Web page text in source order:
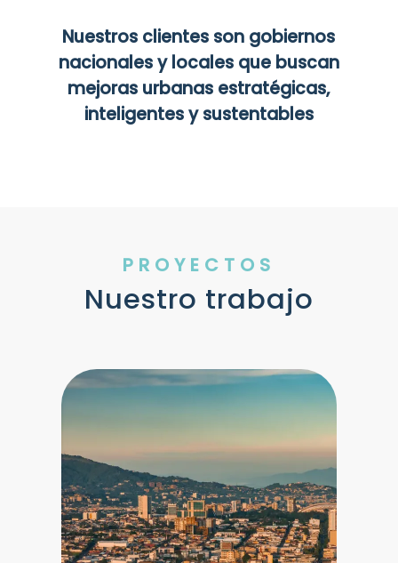
Nuestros clientes son gobiernos
nacionales y locales que buscan
mejoras urbanas estratégicas,
inteligentes y sustentables
PROYECTOS
Nuestro trabajo